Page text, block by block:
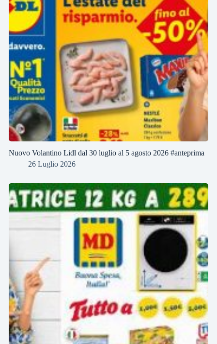
Nuovo Volantino Lidl dal 30 luglio al 5 agosto 2026 #anteprima
26 Luglio 2026